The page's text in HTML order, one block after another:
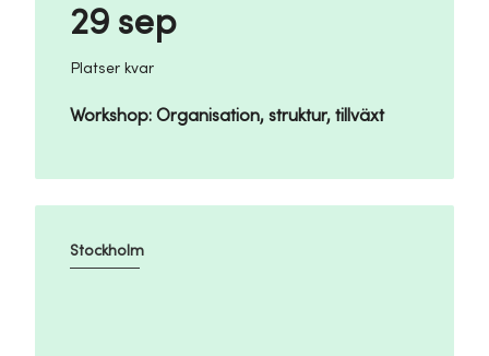
Workshop: Organisation, struktur, tillväxt
29 sep
Platser kvar
Stockholm